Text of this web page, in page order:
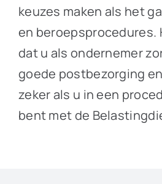
keuzes maken als het
en beroepsprocedures.
dat u als ondernemer
goede postbezorging
zeker als u in een
bent met de